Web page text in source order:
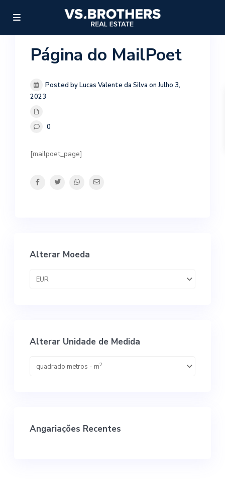
Página do MailPoet
Página do MailPoet
Posted by Lucas Valente da Silva on Julho 3,
2023
0
[mailpoet_page]
Alterar Moeda
EUR
Alterar Unidade de Medida
quadrado metros - m2
Angariações Recentes